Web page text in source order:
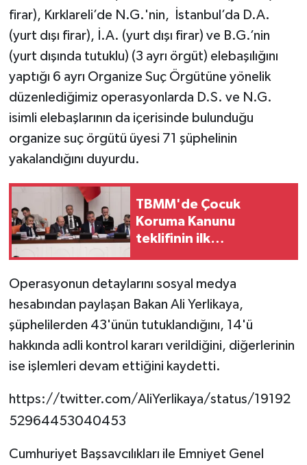
firar), Kırklareli’de N.G.'nin, İstanbul’da D.A.
(yurt dışı firar), İ.A. (yurt dışı firar) ve B.G.’nin
(yurt dışında tutuklu) (3 ayrı örgüt) elebaşılığını
yaptığı 6 ayrı Organize Suç Örgütüne yönelik
düzenlediğimiz operasyonlarda D.S. ve N.G.
isimli elebaşlarının da içerisinde bulunduğu
organize suç örgütü üyesi 71 şüphelinin
yakalandığını duyurdu.
TBMM'de Çocuk
Koruma Kanunu
teklifinin ilk
Operasyonun detaylarını sosyal medya
hesabından paylaşan Bakan Ali Yerlikaya,
şüphelilerden 43'ünün tutuklandığını, 14'ü
hakkında adli kontrol kararı verildiğini, diğerlerinin
ise işlemleri devam ettiğini kaydetti.
https://twitter.com/AliYerlikaya/status/19192
52964453040453
Cumhuriyet Başsavcılıkları ile Emniyet Genel